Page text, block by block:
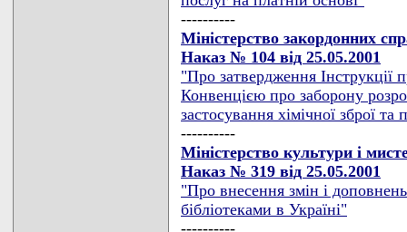
----------
Міністерство закордонних
Наказ № 104 від 25.05.2001
"Про затвердження Інструкції
Конвенцією про заборону
застосування хімічної зброї
----------
Міністерство культури і
Наказ № 319 від 25.05.2001
"Про внесення змін і
бібліотеками в Україні"